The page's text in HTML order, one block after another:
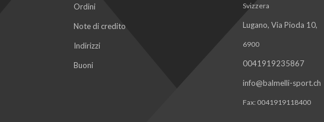
Ordini
Note di credito
Indirizzi
Buoni
Svizzera
Lugano, Via Pioda 10,
6900
0041919235867
info@balmelli-sport.ch
Fax: 0041919118400